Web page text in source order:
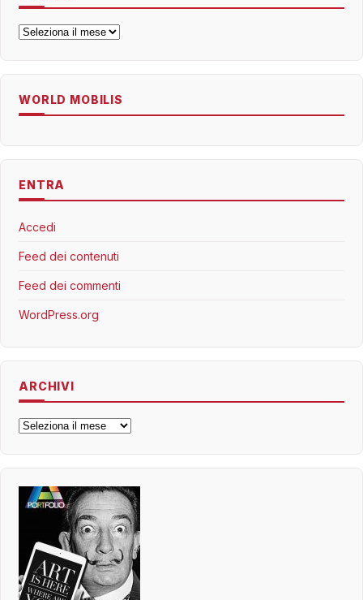
Archivi
WORLD MOBILIS
ENTRA
Accedi
Feed dei contenuti
Feed dei commenti
WordPress.org
ARCHIVI
Archivi